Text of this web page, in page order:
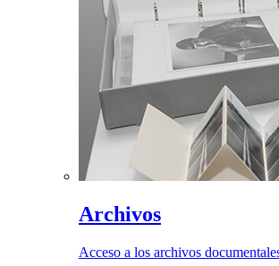
Archivos
Acceso a los archivos